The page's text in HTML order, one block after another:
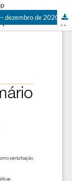
dezembro de 2020